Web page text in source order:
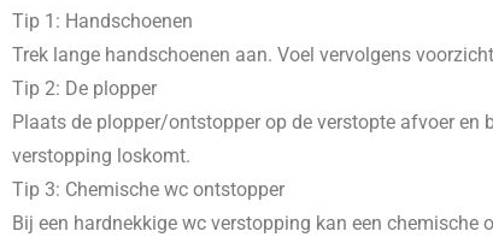
Tip 1: Handschoenen
Trek lange handschoenen aan. Voel vervolgens
Tip 2: De plopper
Plaats de plopper/ontstopper op de verstopte afvoer en
verstopping loskomt.
Tip 3: Chemische wc ontstopper
Bij een hardnekkige wc verstopping kan een